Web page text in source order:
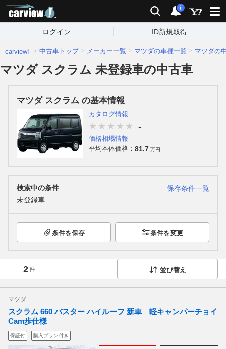
検索 通知
i
ログイン ID新規取得
carview! 中古車トップ メーカー一覧 マツダの車種一覧 マツダの
マツダ スクラム 未登録車の中古車
マツダ スクラム の基本情報
カタログ情報
-
価格相場情報
平均本体価格： 81.7 万円
検索中の条件
保存条件一覧
未登録車
条件を保存 条件を変更
2件 並び替え
マツダ
スクラム 660 バスター ハイルーフ 新車 軽キャンパーチョイ
Cam歩仕様
保証付 購入プラン付き